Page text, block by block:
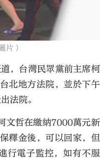
片）
，台灣民眾黨前主席柯
北地方法院，並於下午
法院。
文哲在繳納7000萬元新
釋金後，可以回家，但
行電子監控，如有不服